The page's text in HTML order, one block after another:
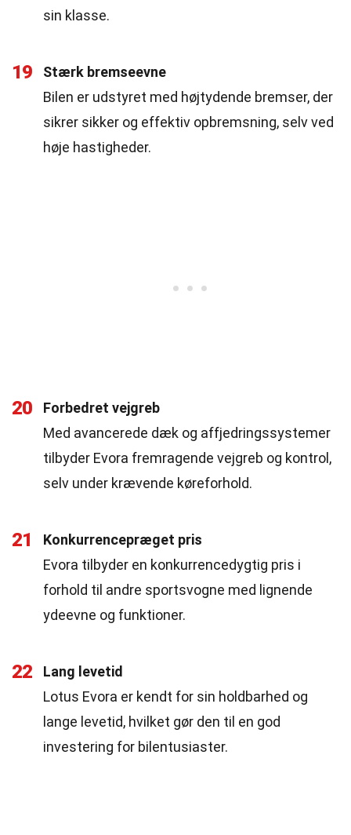
sin klasse.
19
Stærk bremseevne
Bilen er udstyret med højtydende bremser, der
sikrer sikker og effektiv opbremsning, selv ved
høje hastigheder.
20
Forbedret vejgreb
Med avancerede dæk og affjedringssystemer
tilbyder Evora fremragende vejgreb og kontrol,
selv under krævende køreforhold.
21
Konkurrencepræget pris
Evora tilbyder en konkurrencedygtig pris i
forhold til andre sportsvogne med lignende
ydeevne og funktioner.
22
Lang levetid
Lotus Evora er kendt for sin holdbarhed og
lange levetid, hvilket gør den til en god
investering for bilentusiaster.